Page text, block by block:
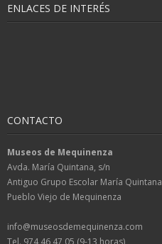
ENLACES DE INTERÉS
CONTACTO
Museos de Mequinenza
Avda. María Quintana, s/n
Antiguo Grupo Escolar María Quintana
Pueblo Viejo de Mequinenza
info@museosdemequinenza.com
Tel. 974 46 47 05 (9-13 horas)